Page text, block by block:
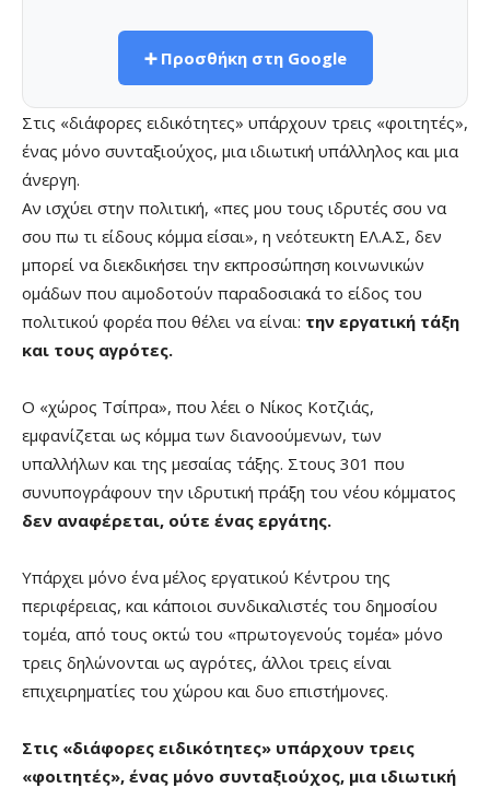
➕ Προσθήκη στη Google
Στις «διάφορες ειδικότητες» υπάρχουν τρεις «φοιτητές»,
ένας μόνο συνταξιούχος, μια ιδιωτική υπάλληλος και μια
άνεργη.
Αν ισχύει στην πολιτική, «πες μου τους ιδρυτές σου να
σου πω τι είδους κόμμα είσαι», η νεότευκτη ΕΛ.Α.Σ, δεν
μπορεί να διεκδικήσει την εκπροσώπηση κοινωνικών
ομάδων που αιμοδοτούν παραδοσιακά το είδος του
πολιτικού φορέα που θέλει να είναι: την εργατική τάξη
και τους αγρότες.
Ο «χώρος Τσίπρα», που λέει ο Νίκος Κοτζιάς,
εμφανίζεται ως κόμμα των διανοούμενων, των
υπαλλήλων και της μεσαίας τάξης. Στους 301 που
συνυπογράφουν την ιδρυτική πράξη του νέου κόμματος
δεν αναφέρεται, ούτε ένας εργάτης.
Υπάρχει μόνο ένα μέλος εργατικού Κέντρου της
περιφέρειας, και κάποιοι συνδικαλιστές του δημοσίου
τομέα, από τους οκτώ του «πρωτογενούς τομέα» μόνο
τρεις δηλώνονται ως αγρότες, άλλοι τρεις είναι
επιχειρηματίες του χώρου και δυο επιστήμονες.
Στις «διάφορες ειδικότητες» υπάρχουν τρεις
«φοιτητές», ένας μόνο συνταξιούχος, μια ιδιωτική